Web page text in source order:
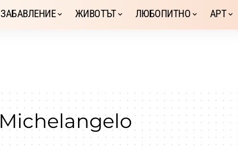
ЗАБАВЛЕНИЕ ЖИВОТЪТ ЛЮБОПИТНО АРТ
Michelangelo